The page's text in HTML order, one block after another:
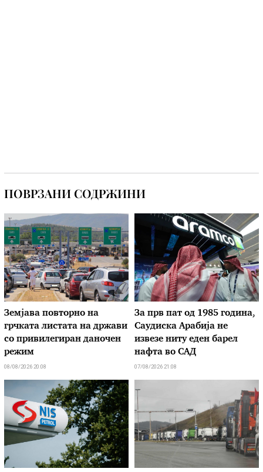
ПОВРЗАНИ СОДРЖИНИ
Земјава повторно на
грчката листата на држави
со привилегиран даночен
режим
08/08/2026 20:08
За прв пат од 1985 година,
Саудиска Арабија не
извезе ниту еден барел
нафта во САД
07/08/2026 21:08